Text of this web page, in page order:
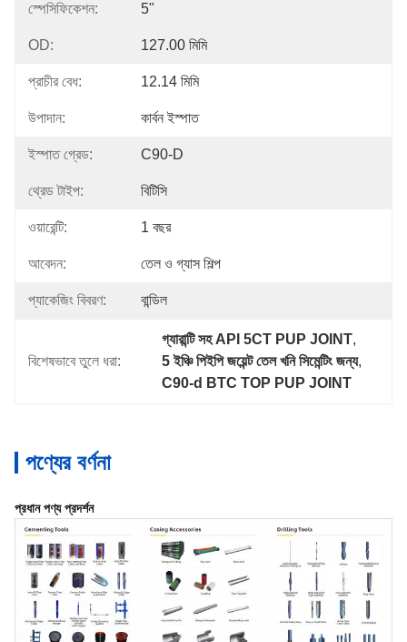
স্পেসিফিকেশন: 5"
OD: 127.00 মিমি
প্রাচীর বেধ: 12.14 মিমি
উপাদান: কার্বন ইস্পাত
ইস্পাত গ্রেড: C90-D
থ্রেড টাইপ: বিটিসি
ওয়ারেন্টি: 1 বছর
আবেদন: তেল ও গ্যাস শিল্প
প্যাকেজিং বিবরণ: বান্ডিল
বিশেষভাবে তুলে ধরা:
গ্যারান্টি সহ API 5CT PUP JOINT,
5 ইঞ্চি পিইপি জয়েন্ট তেল খনি সিমেন্টিং জন্য,
C90-d BTC TOP PUP JOINT
পণ্যের বর্ণনা
প্রধান পণ্য প্রদর্শন